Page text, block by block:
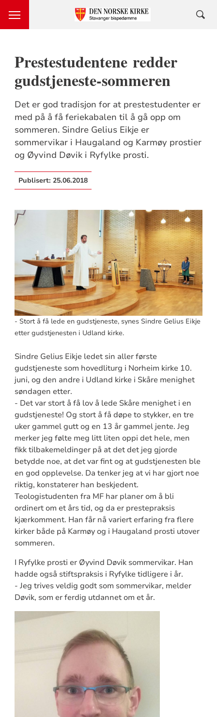
Prestestudentene redder
gudstjeneste-sommeren
Det er god tradisjon for at prestestudenter er
med på å få feriekabalen til å gå opp om
sommeren. Sindre Gelius Eikje er
sommervikar i Haugaland og Karmøy prostier
og Øyvind Døvik i Ryfylke prosti.
Publisert: 25.06.2018
- Stort å få lede en gudstjeneste, synes Sindre Gelius Eikje
etter gudstjenesten i Udland kirke.
Sindre Gelius Eikje ledet sin aller første
gudstjeneste som hovedliturg i Norheim kirke 10.
juni, og den andre i Udland kirke i Skåre menighet
søndagen etter.
- Det var stort å få lov å lede Skåre menighet i en
gudstjeneste! Og stort å få døpe to stykker, en tre
uker gammel gutt og en 13 år gammel jente. Jeg
merker jeg følte meg litt liten oppi det hele, men
fikk tilbakemeldinger på at det det jeg gjorde
betydde noe, at det var fint og at gudstjenesten ble
en god opplevelse. Da tenker jeg at vi har gjort noe
riktig, konstaterer han beskjedent.
Teologistudenten fra MF har planer om å bli
ordinert om et års tid, og da er prestepraksis
kjærkomment. Han får nå variert erfaring fra flere
kirker både på Karmøy og i Haugaland prosti utover
sommeren.
I Ryfylke prosti er Øyvind Døvik sommervikar. Han
hadde også stiftspraksis i Ryfylke tidligere i år.
- Jeg trives veldig godt som sommervikar, melder
Døvik, som er ferdig utdannet om et år.